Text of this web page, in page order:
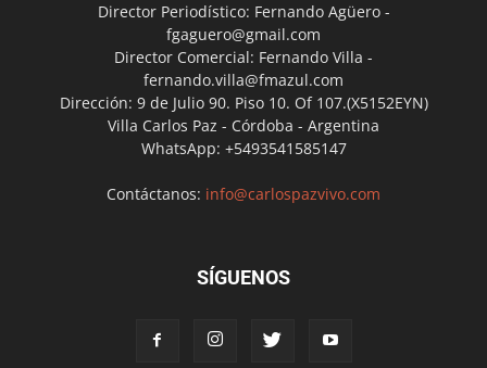
Director Periodístico: Fernando Agüero -
fgaguero@gmail.com
Director Comercial: Fernando Villa -
fernando.villa@fmazul.com
Dirección: 9 de Julio 90. Piso 10. Of 107.(X5152EYN)
Villa Carlos Paz - Córdoba - Argentina
WhatsApp: +5493541585147
Contáctanos: info@carlospazvivo.com
SÍGUENOS